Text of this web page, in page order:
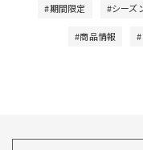
#期間限定 #シーズ
#商品情報